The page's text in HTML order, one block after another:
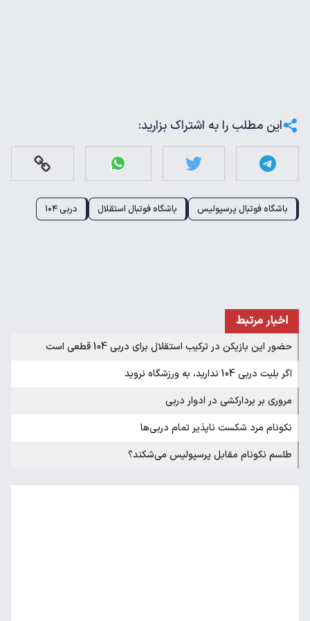
این مطلب را به اشتراک بزارید:
باشگاه فوتبال پرسپولیس باشگاه فوتبال استقلال دربی ۱۰۴
اخبار مرتبط
حضور این بازیکن در ترکیب استقلال برای دربی 104 قطعی است
اگر بلیت دربی 104 ندارید، به ورزشگاه نروید
مروری بر بردارکشی در ادوار دربی
نکونام مرد شکست ناپذیر تمام دربی‌ها
طلسم نکونام مقابل پرسپولیس می‌شکند؟